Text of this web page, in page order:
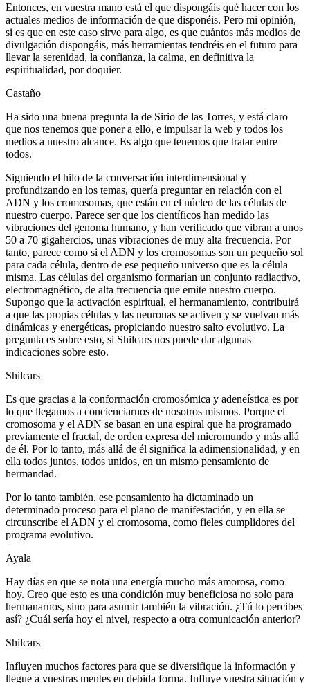
Entonces, en vuestra mano está el que dispongáis qué hacer con los
actuales medios de información de que disponéis. Pero mi opinión,
si es que en este caso sirve para algo, es que cuántos más medios de
divulgación dispongáis, más herramientas tendréis en el futuro para
llevar la serenidad, la confianza, la calma, en definitiva la
espiritualidad, por doquier.
Castaño
Ha sido una buena pregunta la de Sirio de las Torres, y está claro
que nos tenemos que poner a ello, e impulsar la web y todos los
medios a nuestro alcance. Es algo que tenemos que tratar entre
todos.
Siguiendo el hilo de la conversación interdimensional y
profundizando en los temas, quería preguntar en relación con el
ADN y los cromosomas, que están en el núcleo de las células de
nuestro cuerpo. Parece ser que los científicos han medido las
vibraciones del genoma humano, y han verificado que vibran a unos
50 a 70 gigahercios, unas vibraciones de muy alta frecuencia. Por
tanto, parece como si el ADN y los cromosomas son un pequeño sol
para cada célula, dentro de ese pequeño universo que es la célula
misma. Las células del organismo formarían un conjunto radiactivo,
electromagnético, de alta frecuencia que emite nuestro cuerpo.
Supongo que la activación espiritual, el hermanamiento, contribuirá
a que las propias células y las neuronas se activen y se vuelvan más
dinámicas y energéticas, propiciando nuestro salto evolutivo. La
pregunta es sobre esto, si Shilcars nos puede dar algunas
indicaciones sobre esto.
Shilcars
Es que gracias a la conformación cromosómica y adeneística es por
lo que llegamos a concienciarnos de nosotros mismos. Porque el
cromosoma y el ADN se basan en una espiral que ha programado
previamente el fractal, de orden expresa del micromundo y más allá
de él. Por lo tanto, más allá de él significa la adimensionalidad, y en
ella todos juntos, todos unidos, en un mismo pensamiento de
hermandad.
Por lo tanto también, ese pensamiento ha dictaminado un
determinado proceso para el plano de manifestación, y en ella se
circunscribe el ADN y el cromosoma, como fieles cumplidores del
programa evolutivo.
Ayala
Hay días en que se nota una energía mucho más amorosa, como
hoy. Creo que esto es una condición muy beneficiosa no solo para
hermanarnos, sino para asumir también la vibración. ¿Tú lo percibes
así? ¿Cuál sería hoy el nivel, respecto a otra comunicación anterior?
Shilcars
Influyen muchos factores para que se diversifique la información y
llegue a vuestras mentes en debida forma. Influye vuestra situación y